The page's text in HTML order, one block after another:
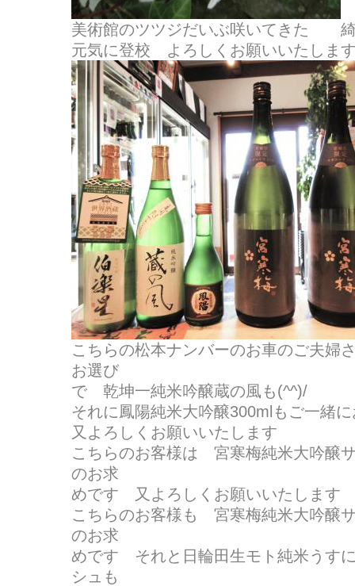
美術館のツツジだいぶ咲いてきた
元気に登校 よろしくお願いいたしま
こちらの松本ナンバーのお車のご夫
お選び
で 乾坤一純米吟醸蔵の風も(^^)/
それに鳳陽純米大吟醸300mlもご一緒
又よろしくお願いいたします
こちらのお客様は 宮寒梅純米大吟醸
のお求
めです 又よろしくお願いいたします
こちらのお客様も 宮寒梅純米大吟醸
のお求
めです それと日輪田生モト純米うす
シュも